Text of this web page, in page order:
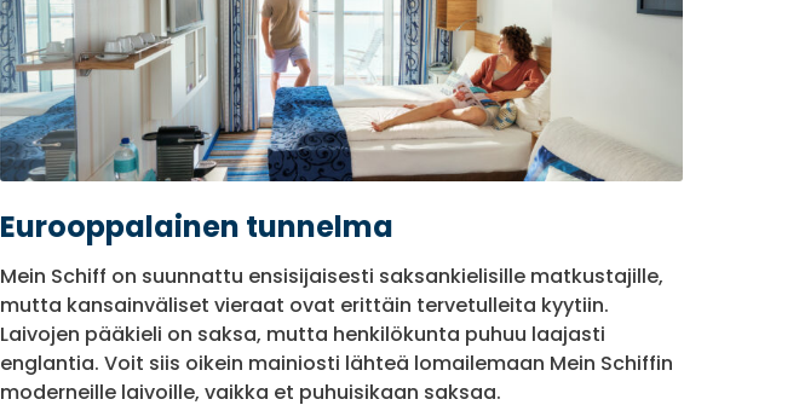
Eurooppalainen tunnelma
Mein Schiff on suunnattu ensisijaisesti saksankielisille matkustajille,
mutta kansainväliset vieraat ovat erittäin tervetulleita kyytiin.
Laivojen pääkieli on saksa, mutta henkilökunta puhuu laajasti
englantia. Voit siis oikein mainiosti lähteä lomailemaan Mein Schiffin
moderneille laivoille, vaikka et puhuisikaan saksaa.